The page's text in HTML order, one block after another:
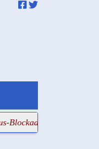
bringt den Irak an